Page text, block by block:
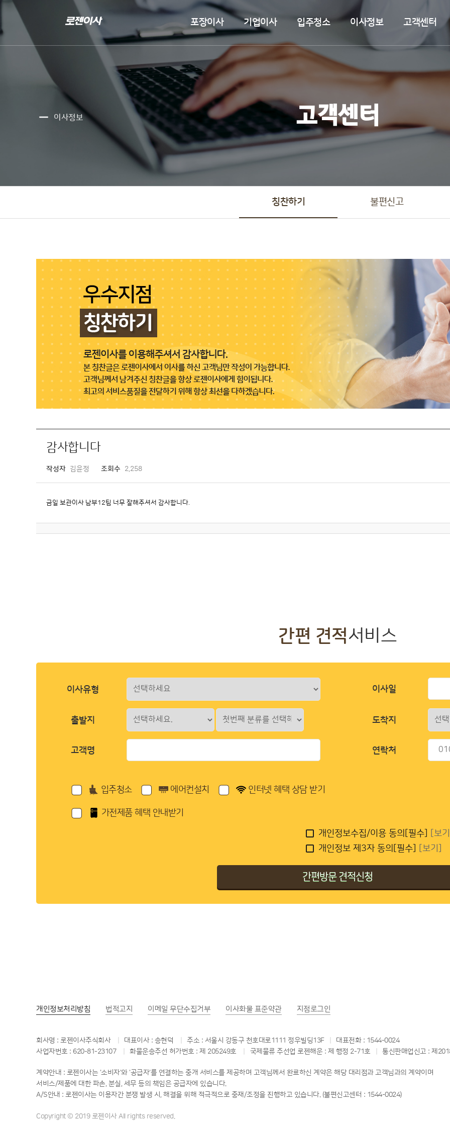
포장이사 기업이사 입주청소 이사정보 고객센터
고객센터
 이사정보
칭찬하기 불편신고
감사합니다
작성자 김윤정 조회수 2,258
금일 보관이사 남부12팀 너무 잘해주셔서 감사합니다.
간편 견적서비스
이사유형 이사일
출발지 도착지
고객명 연락처
입주청소 에어컨설치 인터넷 혜택 상담 받기
가전제품 혜택 안내받기
개인정보수집/이용 동의[필수]
[보
개인정보 제3자 동의[필수]
[보기]
개인정보처리방침 법적고지 이메일 무단수집거부 이사화물 표준약관 지점로그인
회사명 : 로젠이사주식회사 대표이사 : 송현덕 주소 : 서울시 강동구 천호대로1111 정우빌딩13F
대표전화 : 1544-0024
사업자번호 : 620-81-23107
화물운송주선 허가번호 : 제 205249호 국제물류 주선업 로젠해운 : 제 행정 2-71호 통신판매업신고 : 제
계약안내 : 로젠이사는 '소비자'와 '공급자'를 연결하는 중개 서비스를 제공하며 고객님께서 완료하신 계약은 해당 대리점과 고객님과의 계약이며
서비스/제품에 대한 파손, 분실, 세무 등의 책임은 공급자에 있습니다.
A/S안내 : 로젠이사는 이용자간 분쟁 발생 시, 해결을 위해 적극적으로 중재/조정을 진행하고 있습니다. (불편신고센터 : 1544-0024)
Copyright © 2019 로젠이사 All rights reserved.